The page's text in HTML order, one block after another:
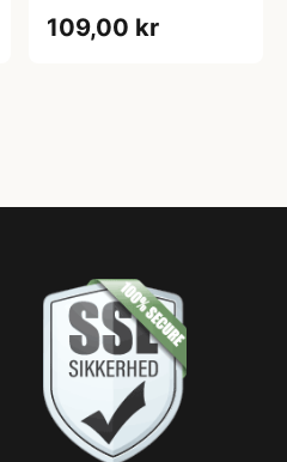
109,00 kr